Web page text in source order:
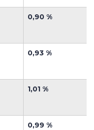
0,90 %
0,93 %
1,01 %
0,99 %